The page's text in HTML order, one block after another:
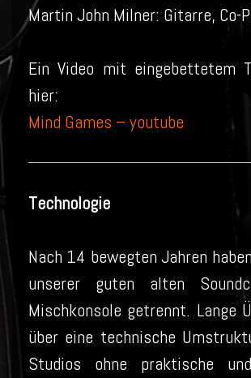
Martin John Milner: Gitarre, Co-
Ein Video mit eingebettetem
hier:
Mind Games – youtube
Technologie
Nach 14 bewegten Jahren
unserer guten alten
Mischkonsole getrennt. Lange
über eine technische
Studios ohne praktische